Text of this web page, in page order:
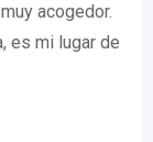
acogedor.
es mi lugar de